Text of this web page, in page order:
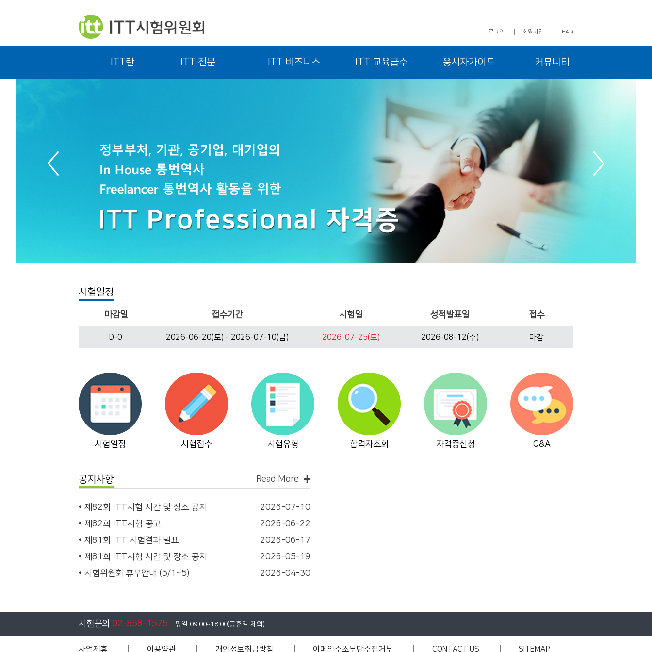
로그인 회원가입 FAQ
ITT란 ITT 전문 ITT 비즈니스 ITT 교육급수 응시자가이드 커뮤니티
시험일정
마감일 접수기간 시험일 성적발표일 접수
D-0 2026-06-20(토) - 2026-07-10(금) 2026-07-25(토) 2026-08-12(수) 마감
시험일정 시험접수 시험유형 합격자조회 자격증신청 Q&A
공지사항 Read More
제82회 ITT시험 시간 및 장소 공지
2026-07-10
제82회 ITT시험 공고
2026-06-22
제81회 ITT 시험결과 발표
2026-06-17
제81회 ITT시험 시간 및 장소 공지
2026-05-19
시험위원회 휴무안내 (5/1~5)
2026-04-30
시험문의 02-558-1575 평일 09:00~18:00(공휴일 제외)
사업제휴 이용약관 개인정보취급방침 이메일주소무단수집거부 CONTACT US SITEMAP